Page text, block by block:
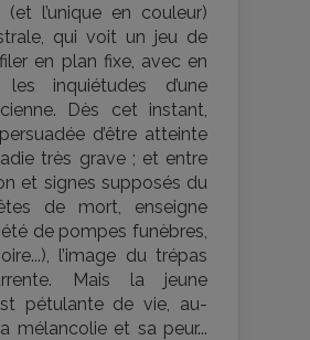
(et l’unique en couleur)
qui voit un jeu de
en plan fixe, avec en
inquiétudes d’une
Dès cet instant,
d’être atteinte
très grave ; et entre
et signes supposés du
de mort, enseigne
de pompes funèbres,
l’image du trépas
Mais la jeune
pétulante de vie, au-
mélancolie et sa peur...